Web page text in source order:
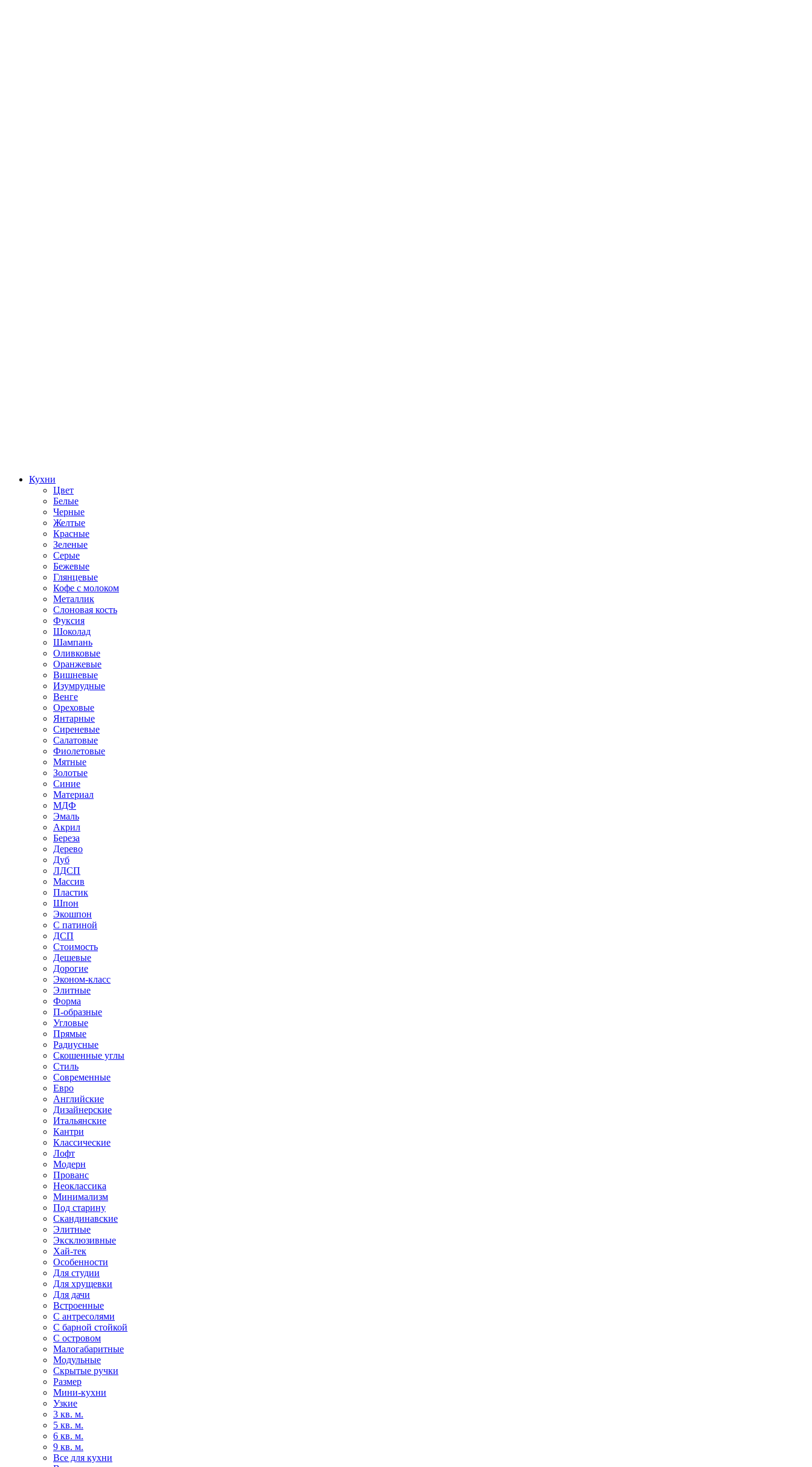
Кухни
Цвет
Белые
Черные
Желтые
Красные
Зеленые
Серые
Бежевые
Глянцевые
Кофе с молоком
Металлик
Слоновая кость
Фуксия
Шоколад
Шампань
Оливковые
Оранжевые
Вишневые
Изумрудные
Венге
Ореховые
Янтарные
Сиреневые
Салатовые
Фиолетовые
Мятные
Золотые
Синие
Материал
МДФ
Эмаль
Акрил
Береза
Дерево
Дуб
ЛДСП
Массив
Пластик
Шпон
Экошпон
С патиной
ДСП
Стоимость
Дешевые
Дорогие
Эконом-класс
Элитные
Форма
П-образные
Угловые
Прямые
Радиусные
Скошенные углы
Стиль
Современные
Евро
Английские
Дизайнерские
Итальянские
Кантри
Классические
Лофт
Модерн
Прованс
Неоклассика
Минимализм
Под старину
Скандинавские
Элитные
Эксклюзивные
Хай-тек
Особенности
Для студии
Для хрущевки
Для дачи
Встроенные
С антресолями
С барной стойкой
С островом
Малогабаритные
Модульные
Скрытые ручки
Размер
Мини-кухни
Узкие
3 кв. м.
5 кв. м.
6 кв. м.
9 кв. м.
Все для кухни